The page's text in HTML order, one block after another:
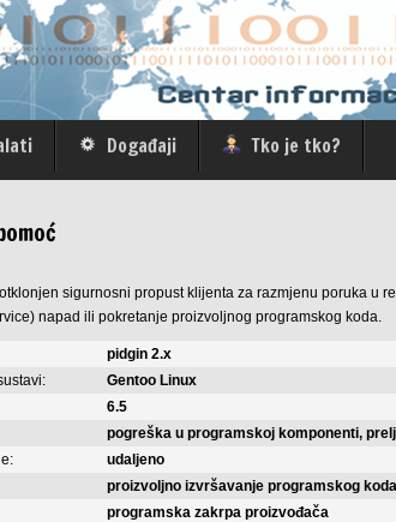
Događaji Tko je tko?
sigurnosni propust klijenta za razmjenu poruka u
napad ili pokretanje proizvoljnog programskog koda.
pidgin 2.x
Gentoo Linux
6.5
pogreška u programskoj komponenti,
udaljeno
proizvoljno izvršavanje programskog koda
programska zakrpa proizvođača